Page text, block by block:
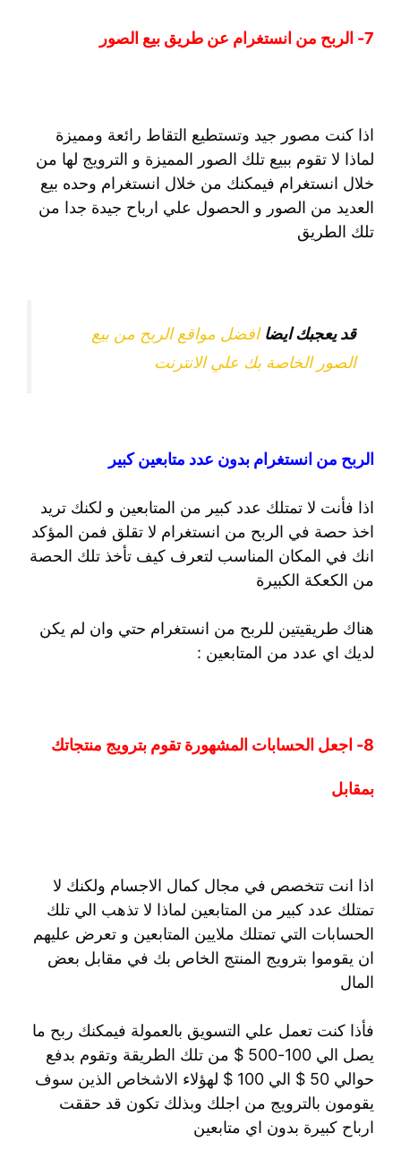
اذا كنت مصور جيد وتستطيع التقاط رائعة ومميزة
لماذا لا تقوم ببيع تلك الصور المميزة و الترويج لها من
خلال انستغرام فيمكنك من خلال انستغرام وحده بيع
العديد من الصور و الحصول علي ارباح جيدة جدا من
تلك الطريق
قد يعجبك ايضا افضل مواقع الربح من بيع
الصور الخاصة بك علي الانترنت
الربح من انستغرام بدون عدد متابعين كبير
اذا فأنت لا تمتلك عدد كبير من المتابعين و لكنك تريد
اخذ حصة في الربح من انستغرام لا تقلق فمن المؤكد
انك في المكان المناسب لتعرف كيف تأخذ تلك الحصة
من الكعكة الكبيرة
هناك طريقيتين للربح من انستغرام حتي وان لم يكن
لديك اي عدد من المتابعين :
8- اجعل الحسابات المشهورة تقوم بترويج منتجاتك
بمقابل
اذا انت تتخصص في مجال كمال الاجسام ولكنك لا
تمتلك عدد كبير من المتابعين لماذا لا تذهب الي تلك
الحسابات التي تمتلك ملايين المتابعين و تعرض عليهم
ان يقوموا بترويج المنتج الخاص بك في مقابل بعض
المال
فأذا كنت تعمل علي التسويق بالعمولة فيمكنك ربح ما
يصل الي 100-500 $ من تلك الطريقة وتقوم بدفع
حوالي 50 $ الي 100 $ لهؤلاء الاشخاص الذين سوف
يقومون بالترويج من اجلك وبذلك تكون قد حققت
ارباح كبيرة بدون اي متابعين